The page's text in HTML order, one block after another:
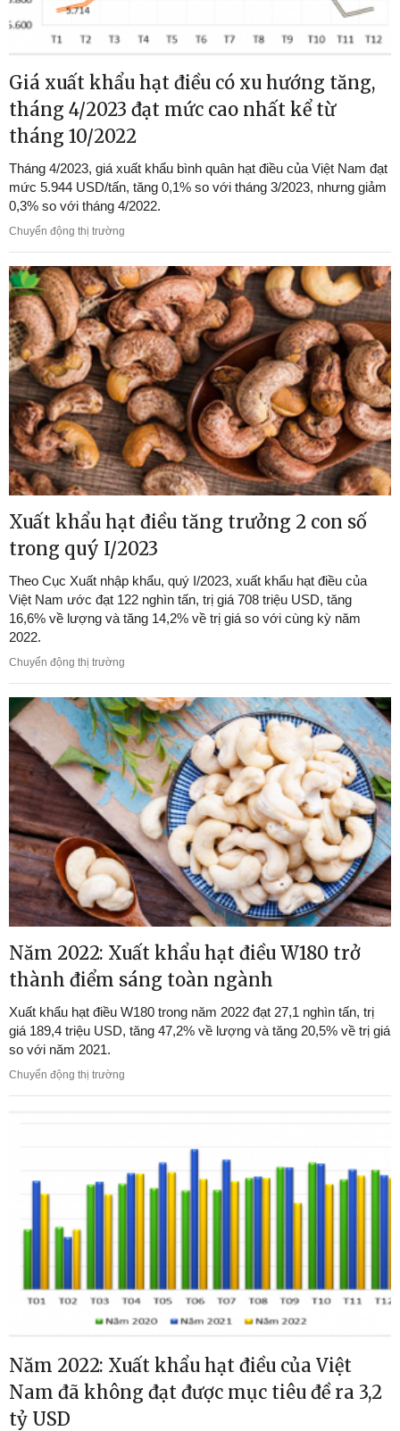
Giá xuất khẩu hạt điều có xu hướng tăng,
tháng 4/2023 đạt mức cao nhất kể từ
tháng 10/2022
Tháng 4/2023, giá xuất khẩu bình quân hạt điều của Việt Nam đạt
mức 5.944 USD/tấn, tăng 0,1% so với tháng 3/2023, nhưng giảm
0,3% so với tháng 4/2022.
Chuyển động thị trường
Xuất khẩu hạt điều tăng trưởng 2 con số
trong quý I/2023
Theo Cục Xuất nhập khẩu, quý I/2023, xuất khẩu hạt điều của
Việt Nam ước đạt 122 nghìn tấn, trị giá 708 triệu USD, tăng
16,6% về lượng và tăng 14,2% về trị giá so với cùng kỳ năm
2022.
Chuyển động thị trường
Năm 2022: Xuất khẩu hạt điều W180 trở
thành điểm sáng toàn ngành
Xuất khẩu hạt điều W180 trong năm 2022 đạt 27,1 nghìn tấn, trị
giá 189,4 triệu USD, tăng 47,2% về lượng và tăng 20,5% về trị giá
so với năm 2021.
Chuyển động thị trường
Năm 2022: Xuất khẩu hạt điều của Việt
Nam đã không đạt được mục tiêu đề ra 3,2
tỷ USD